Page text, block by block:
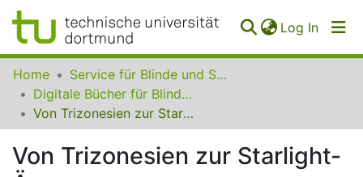
Log In
Communities
Collections
Home
Service für Blinde und Sehbehinderte der UB Dortmund
Digitale Bücher für Blinde und Sehbehinderte
Von Trizonesien zur Starlight-Ära
Von Trizonesien zur Starlight-